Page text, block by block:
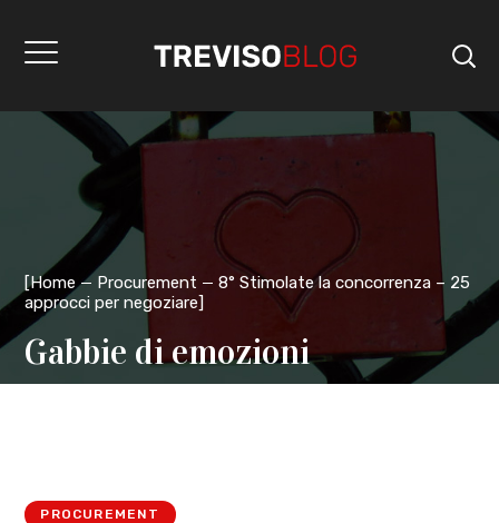
[Home Procurement
8° Stimolate la concorrenza – 25
approcci per negoziare]
Gabbie di emozioni
PROCUREMENT